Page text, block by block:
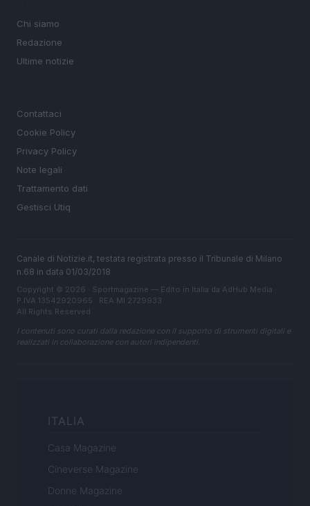
Chi siamo
Redazione
Ultime notizie
Contattaci
Cookie Policy
Privacy Policy
Note legali
Trattamento dati
Gestisci Utiq
Canale di Notizie.it, testata registrata presso il Tribunale di Milano
n.68 in data 01/03/2018
Copyright © 2026 · Sportmagazine — Edito in Italia da AdHub Media
P.IVA 13542920965 · REA MI 2729933
All Rights Reserved
I contenuti sono curati dalla redazione con il supporto di strumenti digitali e
realizzati in collaborazione con autori indipendenti.
ITALIA
Casa Magazine
Cineverse Magazine
Donne Magazine